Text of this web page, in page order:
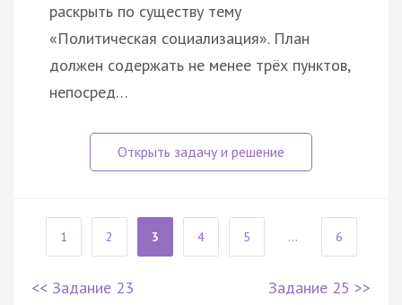
раскрыть по существу тему
«Политическая социализация». План
должен содержать не менее трёх пунктов,
непосред…
1 2 3 4 5 ... 6
<< Задание 23 Задание 25 >>